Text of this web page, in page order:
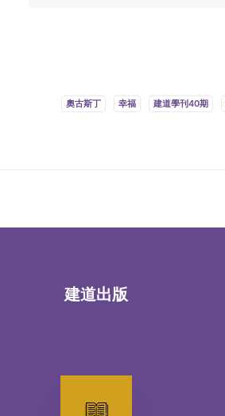
奧古斯丁 幸福 建道學刊40期
建道出版